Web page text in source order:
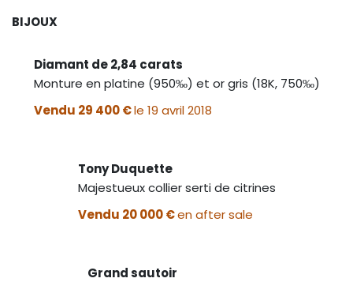
BIJOUX
Diamant de 2,84 carats
Monture en platine (950‰) et or gris (18K, 750‰)
Vendu 29 400 €le 19 avril 2018
Tony Duquette
Majestueux collier serti de citrines
Vendu 20 000 €en after sale
Grand sautoir